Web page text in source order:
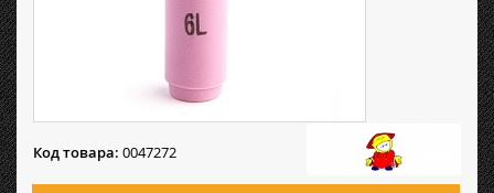
Код товара: 0047272